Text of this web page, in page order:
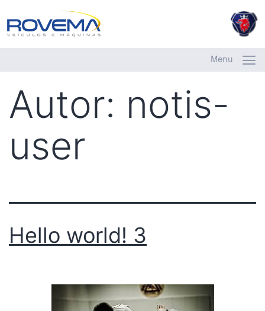
Menu
Autor: notis-
user
Hello world! 3